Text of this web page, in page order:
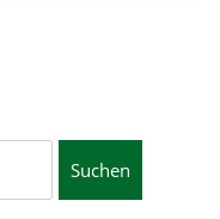
Suchen